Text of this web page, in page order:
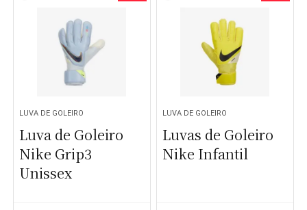
LUVA DE GOLEIRO
Luva de Goleiro
Nike Grip3
Unissex
LUVA DE GOLEIRO
Luvas de Goleiro
Nike Infantil